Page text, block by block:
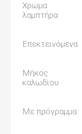
Χρώμα
λαμπτήρα
Επεκτεινόμενα
Μήκος
καλωδίου
Με πρόγραμμα